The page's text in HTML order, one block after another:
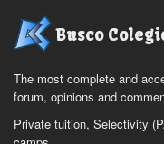
Busco
The most complete and
forum, opinions and
Private tuition, Selectivity